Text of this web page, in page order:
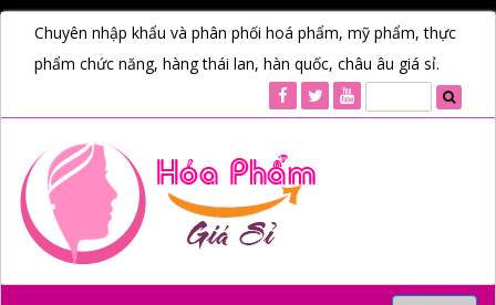
Chuyên nhập khẩu và phân phối hoá phẩm, mỹ phẩm, thực
phẩm chức năng, hàng thái lan, hàn quốc, châu âu giá sỉ.